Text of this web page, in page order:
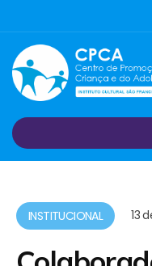
INSTITUCIONAL 13